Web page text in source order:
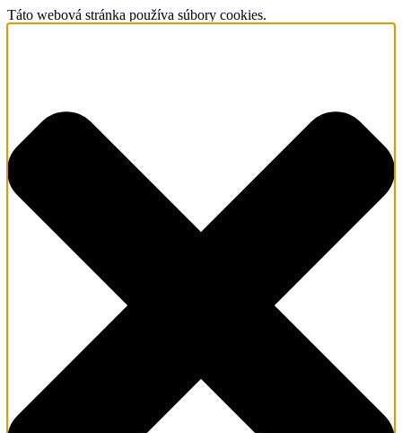
Táto webová stránka používa súbory cookies.